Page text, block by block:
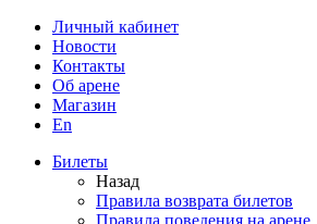
Личный кабинет
Новости
Контакты
Об арене
Магазин
En
Билеты
Назад
Правила возврата билетов
Правила поведения на арене